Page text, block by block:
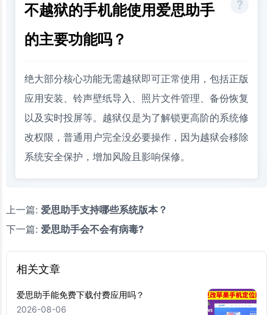
不越狱的手机能使用爱思助手
的主要功能吗？
绝大部分核心功能无需越狱即可正常使用，包括正版
应用安装、铃声壁纸导入、照片文件管理、备份恢复
以及实时投屏等。越狱仅是为了解锁更高阶的系统修
改权限，普通用户完全没必要操作，因为越狱会移除
系统安全保护，增加风险且影响保修。
上一篇: 爱思助手支持哪些系统版本？
下一篇: 爱思助手会不会有病毒?
相关文章
爱思助手能免费下载付费应用吗？
2026-08-06